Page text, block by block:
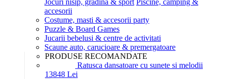
Jocuri nisip, gradina & sport Piscine, camping &
accesorii
Costume, masti & accesorii party
Puzzle & Board Games
Jucarii bebelusi & centre de activitati
Scaune auto, carucioare & premergatoare
PRODUSE RECOMANDATE
Ratusca dansatoare cu sunete si melodii
13848 Lei